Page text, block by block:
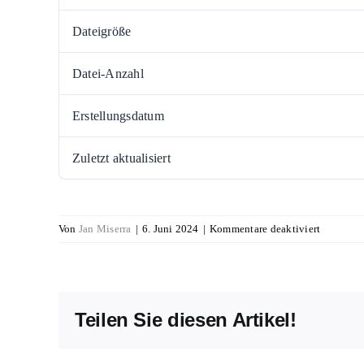
Dateigröße
Datei-Anzahl
Erstellungsdatum
Zuletzt aktualisiert
Von Jan Miserra | 6. Juni 2024 | Kommentare deaktiviertfür
Teilen Sie diesen Artikel!